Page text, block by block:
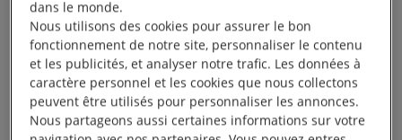
Mon espace
dans le monde.
Nous utilisons des cookies pour assurer le bon
fonctionnement de notre site, personnaliser le contenu
et les publicités, et analyser notre trafic. Les données à
caractère personnel et les cookies que nous collectons
peuvent être utilisés pour personnaliser les annonces.
Nous partageons aussi certaines informations sur votre